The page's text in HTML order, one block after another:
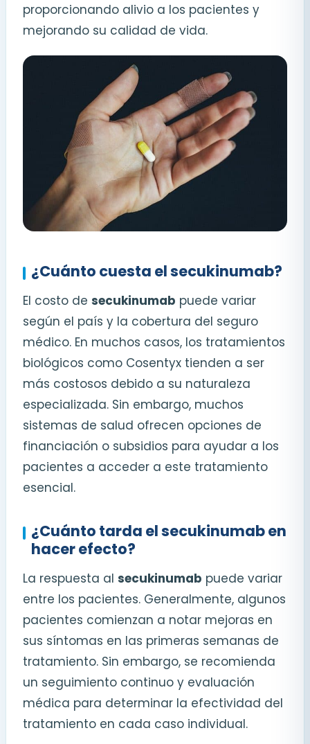
proporcionando alivio a los pacientes y
mejorando su calidad de vida.
¿Cuánto cuesta el secukinumab?
El costo de secukinumab puede variar
según el país y la cobertura del seguro
médico. En muchos casos, los tratamientos
biológicos como Cosentyx tienden a ser
más costosos debido a su naturaleza
especializada. Sin embargo, muchos
sistemas de salud ofrecen opciones de
financiación o subsidios para ayudar a los
pacientes a acceder a este tratamiento
esencial.
¿Cuánto tarda el secukinumab en
hacer efecto?
La respuesta al secukinumab puede variar
entre los pacientes. Generalmente, algunos
pacientes comienzan a notar mejoras en
sus síntomas en las primeras semanas de
tratamiento. Sin embargo, se recomienda
un seguimiento continuo y evaluación
médica para determinar la efectividad del
tratamiento en cada caso individual.